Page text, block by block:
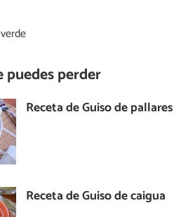
puedes perder
Receta de Guiso de pallares
Receta de Guiso de caigua